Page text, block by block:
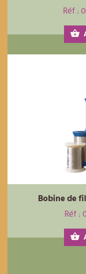
Réf :
Bobine de
Réf :